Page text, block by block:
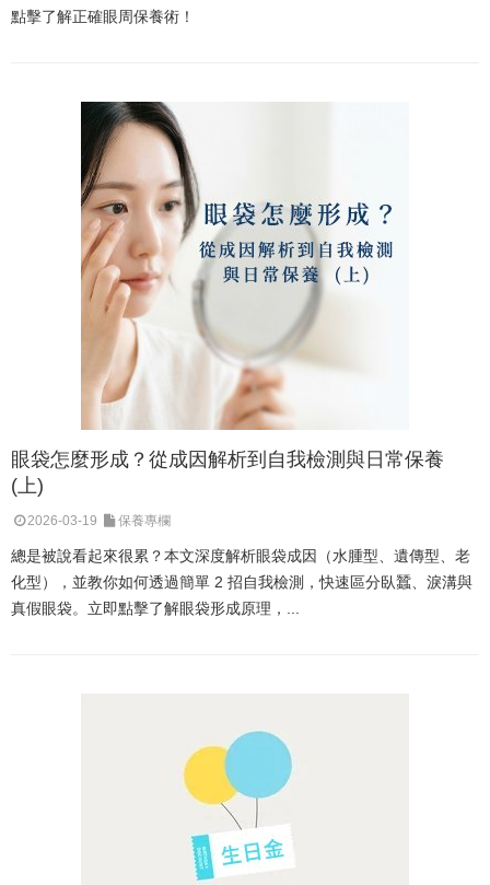
點擊了解正確眼周保養術！
眼袋怎麼形成？從成因解析到自我檢測與日常保養
(上)
2026-03-19 保養專欄
總是被說看起來很累？本文深度解析眼袋成因（水腫型、遺傳型、老
化型），並教你如何透過簡單 2 招自我檢測，快速區分臥蠶、淚溝與
真假眼袋。立即點擊了解眼袋形成原理，...